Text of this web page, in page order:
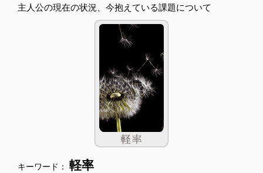
主人公の現在の状況、今抱えている課題について
キーワード： 軽率